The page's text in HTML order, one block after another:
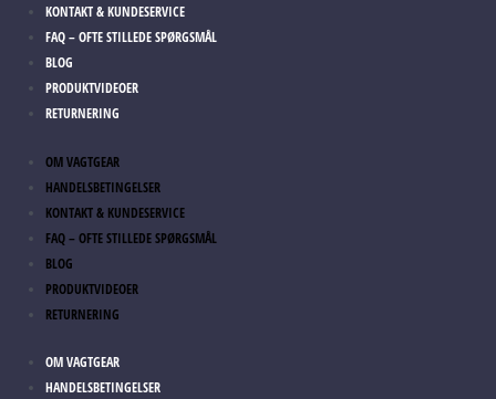
KONTAKT & KUNDESERVICE
FAQ – OFTE STILLEDE SPØRGSMÅL
BLOG
PRODUKTVIDEOER
RETURNERING
OM VAGTGEAR
HANDELSBETINGELSER
KONTAKT & KUNDESERVICE
FAQ – OFTE STILLEDE SPØRGSMÅL
BLOG
PRODUKTVIDEOER
RETURNERING
OM VAGTGEAR
HANDELSBETINGELSER